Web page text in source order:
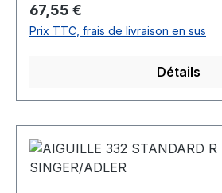
Prix régulier :
67,55 €
Prix TTC, frais de livraison en sus
Détails